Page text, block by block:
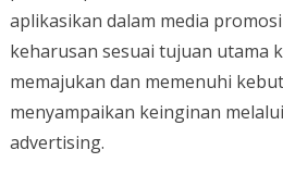
aplikasikan dalam media
keharusan sesuai tujuan utama
memajukan dan memenuhi
menyampaikan keinginan
advertising.